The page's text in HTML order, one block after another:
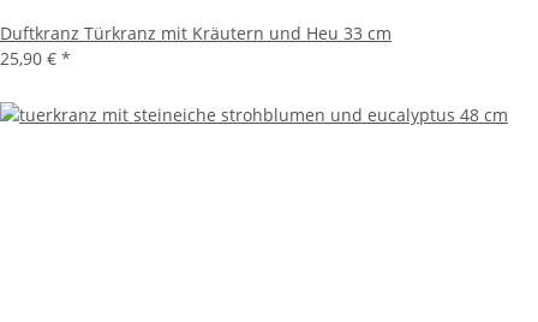
Duftkranz Türkranz mit Kräutern und Heu 33 cm
25,90 € *